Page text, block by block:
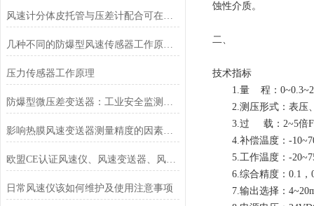
风速计分体皮托管与压差计配合可在哪些场合使用？
几种不同的防爆型风速传感器工作原理介绍
压力传感器工作原理
防爆型微压差变送器：工业安全监测的坚实后盾
影响热膜风速变送器测量精度的因素及解决措施
欧盟CE认证风速仪、风速变送器、风速传感器的用处
日常风速仪该如何维护及使用注意事项
蚀性介质。
二、
技术指标
1.量 程：
2.测压形式：表压
3.过 载：2~5倍FS
4.补偿温度：-
5.工作温度：-
6.综合精度：0.1，
7.输出选择：